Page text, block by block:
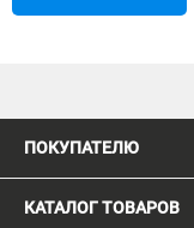
ПОКУПАТЕЛЮ
КАТАЛОГ ТОВАРОВ